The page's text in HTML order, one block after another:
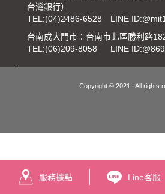
台灣銀行）
TEL:(04)2486-6528
LINE
台南成大門市：台南市北區勝利路
TEL:(06)209-8058 LINE
Copyright © 2021 . All rights
服務據點 Line客服